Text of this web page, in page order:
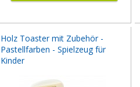
Holz Toaster mit Zubehör -
Pastellfarben - Spielzeug für
Kinder